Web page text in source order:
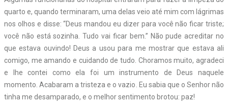
quarto e, quando terminaram, uma delas veio até mim com lágrimas
nos olhos e disse: “Deus mandou eu dizer para você não ficar triste;
você não está sozinha. Tudo vai ficar bem.” Não pude acreditar no
que estava ouvindo! Deus a usou para me mostrar que estava ali
comigo, me amando e cuidando de tudo. Choramos muito, agradeci
e lhe contei como ela foi um instrumento de Deus naquele
momento. Acabaram a tristeza e o vazio. Eu sabia que o Senhor não
tinha me desamparado, e o melhor sentimento brotou: paz!